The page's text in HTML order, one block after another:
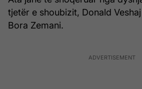
tjetër e shoubizit, Donald
Bora Zemani.